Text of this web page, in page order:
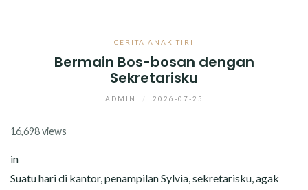
CERITA ANAK TIRI
Bermain Bos-bosan dengan
Sekretarisku
ADMIN 2026-07-25
16,698 views
in
Suatu hari di kantor, penampilan Sylvia, sekretarisku, agak
CERITA SKANDAL
CERITA BASAH